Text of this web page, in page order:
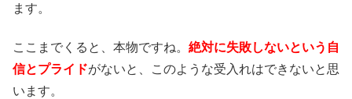
ます。
ここまでくると、本物ですね。 絶対に失敗しないという自
信とプライドがないと、このような受入れはできないと思
います。